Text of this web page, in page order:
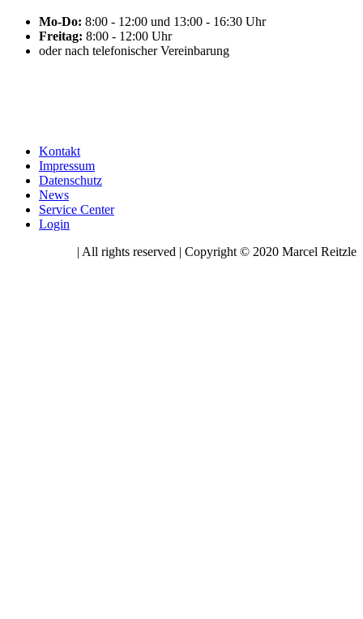
Mo-Do: 8:00 - 12:00 und 13:00 - 16:30 Uhr
Freitag: 8:00 - 12:00 Uhr
oder nach telefonischer Vereinbarung
Kontakt
Impressum
Datenschutz
News
Service Center
Login
| All rights reserved | Copyright © 2020 Marcel Reitzle